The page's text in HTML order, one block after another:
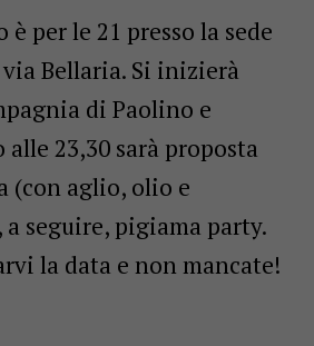
è per le 21 presso la sede
Bellaria. Si inizierà
di Paolino e
23,30 sarà proposta
(con aglio, olio e
seguire, pigiama party.
la data e non mancate!